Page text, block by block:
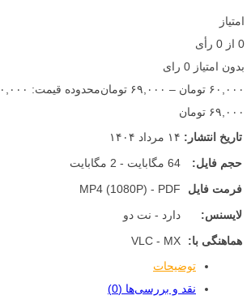
امتیاز
0 از 0 رأی
بدون امتیاز 0 رای
۶۰,۰۰۰ تومان – ۶۹,۰۰۰ تومان
۶۹,۰۰۰ تومان
تاریخ انتشار: ۱۴ مرداد ۱۴۰۴
حجم فایل:
64 مگابایت - 2 مگابایت
فرمت فایل
MP4 (1080P) - PDF
لایسنس:
دارد - نت دو
هماهنگی با:
VLC - MX
توضیحات
نقد و بررسی‌ها (0)